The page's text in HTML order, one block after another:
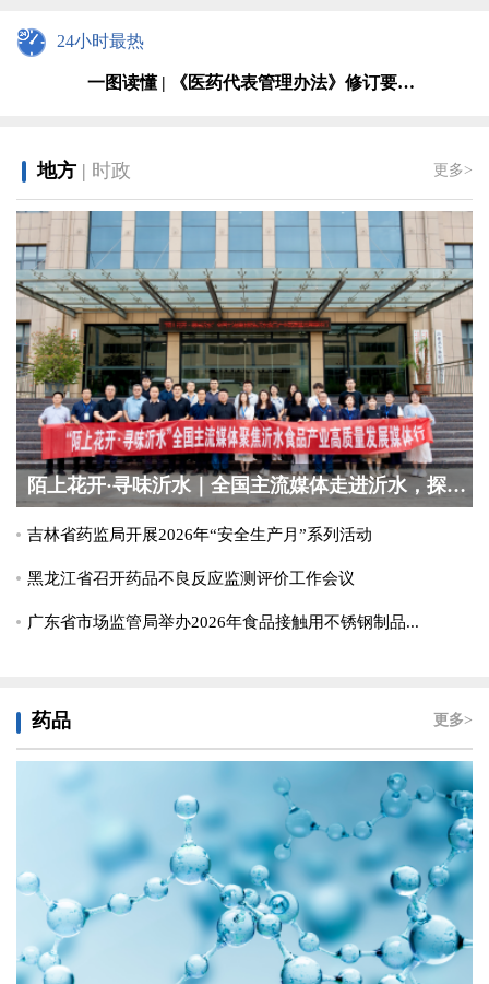
24小时最热
李强在北京调研时强调 推动人工智能与先进制造业深度融合 加快培...
药监新时代 廉洁文化建设
全文图解 | 新修订《中华人民共和国药品管理法实施条例》（一）
图解海报 | 《中华人民共和国药品管理法实施条例》系列政策图解...
图解海报 | 《中华人民共和国药品管理法实施条例》全文图解
李强在河北唐山调研慰问时强调 持续提升防灾减灾救灾能力 切实保...
一图读懂 | 《医药代表管理办法》修订要点解读
李强在北京调研时强调 推动人工智能与先进制造业深度融合 加快培...
一图读懂 | 《药品试验数据保护实施办法》
李强出席中国发展高层论坛2026年年会开幕式并发表主旨演讲
中共中央关于制定国民经济和社会发展第十五个五年规划的建议
药监新时代 廉洁文化建设
地方 | 时政 更多>
陌上花开·寻味沂水｜全国主流媒体走进沂水，探寻...
吉林省药监局开展2026年“安全生产月”系列活动
黑龙江省召开药品不良反应监测评价工作会议
广东省市场监管局举办2026年食品接触用不锈钢制品...
药品 更多>